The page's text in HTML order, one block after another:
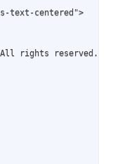
text-centered">
rights reserved.